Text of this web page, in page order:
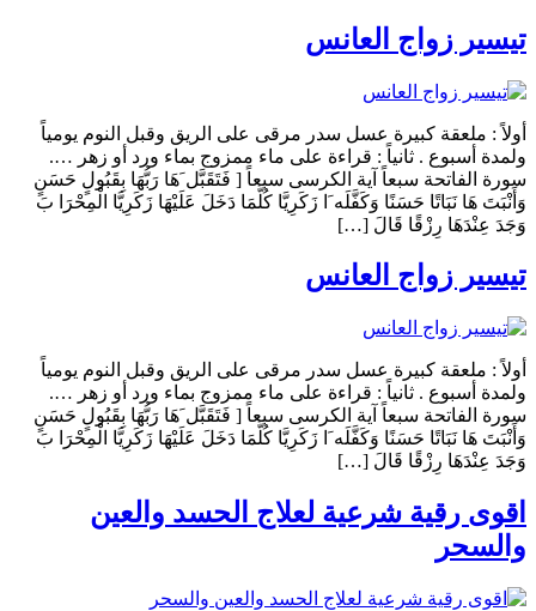
تيسير زواج العانس
أولاً : ملعقة كبيرة عسل سدر مرقى على الريق وقبل النوم يومياً
ولمدة أسبوع . ثانياً : قراءة على ماء ممزوج بماء ورد أو زهر ….
سورة الفاتحة سبعاً آية الكرسى سبعاً [ فَتَقَبَّل َهَا رَبُّهَا بِقَبُولٍ حَسَنٍ
وَأَنْبَتَ هَا نَبَاتًا حَسَنًا وَكَفَّلَه َا زَكَرِيَّا كُلَّمَا دَخَلَ عَلَيْهَا زَكَرِيَّا الْمِحْرَا بَ
وَجَدَ عِنْدَهَا رِزْقًا قَالَ […]
تيسير زواج العانس
أولاً : ملعقة كبيرة عسل سدر مرقى على الريق وقبل النوم يومياً
ولمدة أسبوع . ثانياً : قراءة على ماء ممزوج بماء ورد أو زهر ….
سورة الفاتحة سبعاً آية الكرسى سبعاً [ فَتَقَبَّل َهَا رَبُّهَا بِقَبُولٍ حَسَنٍ
وَأَنْبَتَ هَا نَبَاتًا حَسَنًا وَكَفَّلَه َا زَكَرِيَّا كُلَّمَا دَخَلَ عَلَيْهَا زَكَرِيَّا الْمِحْرَا بَ
وَجَدَ عِنْدَهَا رِزْقًا قَالَ […]
اقوى رقية شرعية لعلاج الحسد والعين
والسحر